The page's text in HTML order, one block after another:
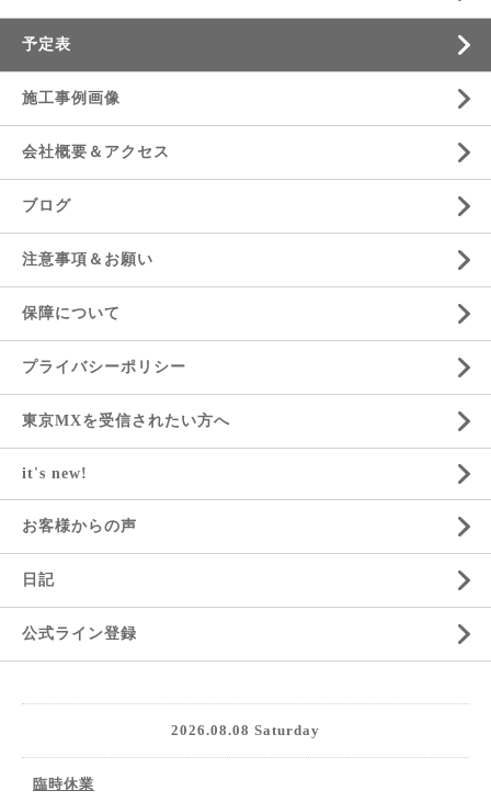
予定表
施工事例画像
会社概要＆アクセス
ブログ
注意事項＆お願い
保障について
プライバシーポリシー
東京MXを受信されたい方へ
it's new!
お客様からの声
日記
公式ライン登録
2026.08.08 Saturday
臨時休業